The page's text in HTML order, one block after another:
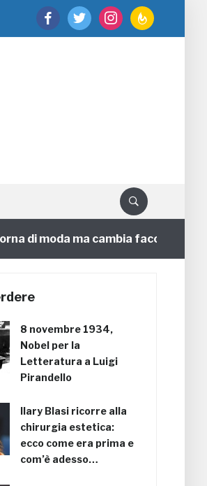
facebooktwitter instagramfeedburner
moda ma cambia faccia
8 novembre 1934,
Nobel per la
Letteratura a Luigi
Pirandello
Ilary Blasi ricorre alla
chirurgia estetica:
ecco come era prima e
com’è adesso…